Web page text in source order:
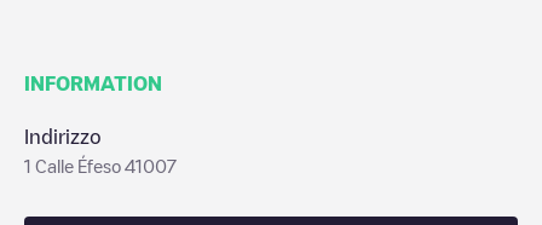
INFORMATION
Indirizzo
1 Calle Éfeso 41007